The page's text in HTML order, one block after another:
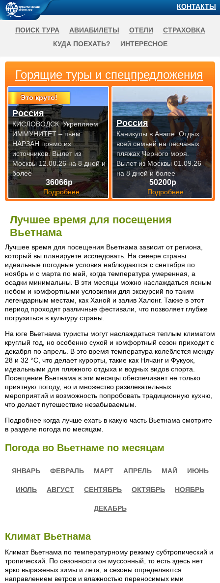
Лучшее время для посещения
Вьетнама
Лучшее время для посещения Вьетнама зависит от региона,
который вы планируете исследовать. На севере страны
идеальные погодные условия наблюдаются с сентября по
ноябрь и с марта по май, когда температура умеренная, а
осадки минимальны. В эти месяцы можно наслаждаться ясным
небом и комфортными условиями для экскурсий по таким
легендарным местам, как Ханой и залив Халонг. Также в этот
период проходят различные фестивали, что позволяет глубже
погрузиться в культуру страны.
На юге Вьетнама туристы могут наслаждаться теплым климатом
круглый год, но особенно сухой и комфортный сезон приходит с
декабря по апрель. В это время температура колеблется между
28 и 32 °C, что делает курорты, такие как Нячанг и Фукуок,
идеальными для пляжного отдыха и водных видов спорта.
Посещение Вьетнама в эти месяцы обеспечивает не только
приятную погоду, но и множество развлекательных
мероприятий и возможность попробовать традиционную кухню,
что делает путешествие незабываемым.
Подробнее когда лучше ехать в какую часть Вьетнама смотрите
в разделе погода по месяцам.
Погода во Вьетнаме по месяцам
ЯНВАРЬ ФЕВРАЛЬ МАРТ АПРЕЛЬ МАЙ ИЮНЬ
ИЮЛЬ АВГУСТ СЕНТЯБРЬ ОКТЯБРЬ НОЯБРЬ
ДЕКАБРЬ
Климат Вьетнама
Климат Вьетнама по температурному режиму субтропический и
тропический. По сезонности он муссонный, то есть здесь нет
ярко выраженых зимы и лета, а сезоны определяются
направлением ветров и влажностью переносимых ими
Горящие туры и спецпредложения
Это круто!
36066р
Подробнее
Россия
КИСЛОВОДСК. Укрепляем
ИММУНИТЕТ – пьем
НАРЗАН прямо из
источников.Вылет из
Москвы 12.08.26 на 8 дней и
более
50200р
Подробнее
Россия
Каникулы в Анапе. Отдых
всей семьей на песчаных
пляжах Черного моря.
Вылет из Москвы 01.09.26
на 8 дней и более
КОНТАКТЫ
ПОИСК ТУРА АВИАБИЛЕТЫ ОТЕЛИ
СТРАХОВКА
КУДА ПОЕХАТЬ?
ИНТЕРЕСНОЕ